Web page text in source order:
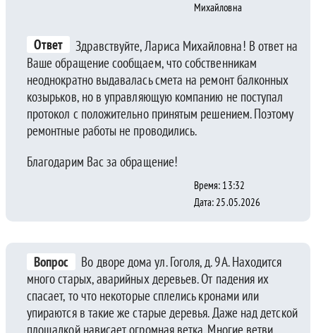
Михайловна
Ответ
Здравствуйте, Лариса Михайловна! В ответ на
Ваше обращение сообщаем, что собственникам
неоднократно выдавалась смета на ремонт балконных
козырьков, но в управляющую компанию не поступал
протокол с положительно принятым решением. Поэтому
ремонтные работы не проводились.
Благодарим Вас за обращение!
Время: 13:32
Дата: 25.05.2026
Вопрос
Во дворе дома ул. Гоголя, д. 9А. Находится
много старых, аварийных деревьев. От падения их
спасает, то что некоторые сплелись кронами или
упираются в такие же старые деревья. Даже над детской
площадкой нависает огромная ветка. Многие ветви